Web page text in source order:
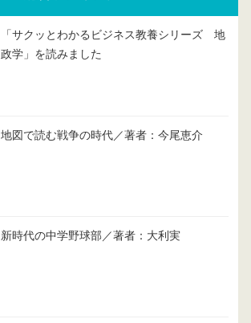
「サクッとわかるビジネス教養シリーズ 地
政学」を読みました
地図で読む戦争の時代／著者：今尾恵介
新時代の中学野球部／著者：大利実